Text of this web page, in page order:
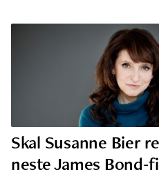
Skal Susanne Bier
neste James Bond-